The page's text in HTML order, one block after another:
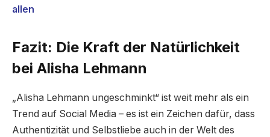
allen
Fazit: Die Kraft der Natürlichkeit
bei Alisha Lehmann
„Alisha Lehmann ungeschminkt“ ist weit mehr als ein
Trend auf Social Media – es ist ein Zeichen dafür, dass
Authentizität und Selbstliebe auch in der Welt des